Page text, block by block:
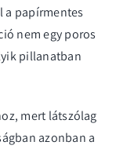
a papírmentes
nem egy poros
pillanatban
mert látszólag
azonban a